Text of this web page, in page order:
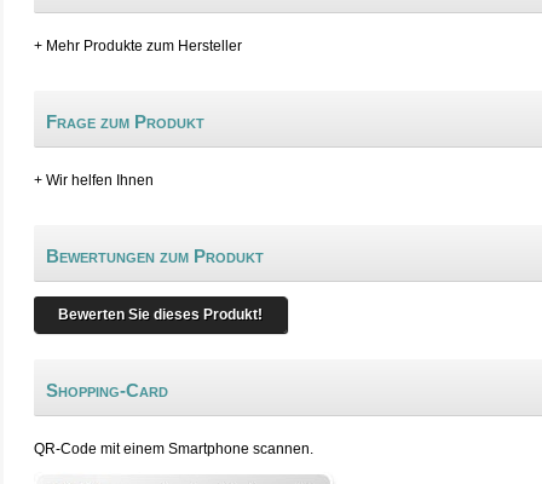
+ Mehr Produkte zum Hersteller
Frage zum Produkt
+ Wir helfen Ihnen
Bewertungen zum Produkt
Bewerten Sie dieses Produkt!
Shopping-Card
QR-Code mit einem Smartphone scannen.